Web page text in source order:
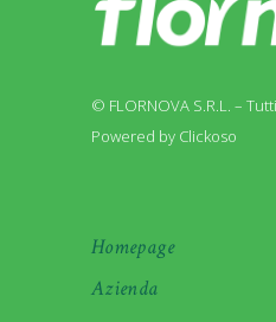
© FLORNOVA S.R.L. –
Powered by Clickoso
Homepage
Azienda